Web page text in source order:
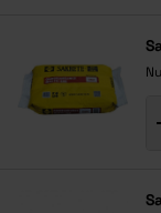
Nu